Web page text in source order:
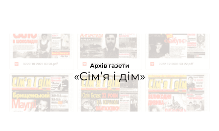
Архів газети
«Сім’я і дім»